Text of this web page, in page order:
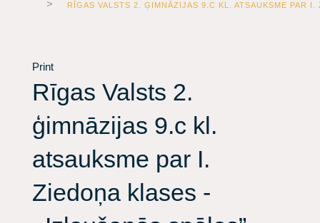
RĪGAS VALSTS 2. ĢIMNĀZIJAS 9.C KL. ATSAUKSME PAR
Print
Rīgas Valsts 2.
ģimnāzijas 9.c kl.
atsauksme par I.
Ziedoņa klases -